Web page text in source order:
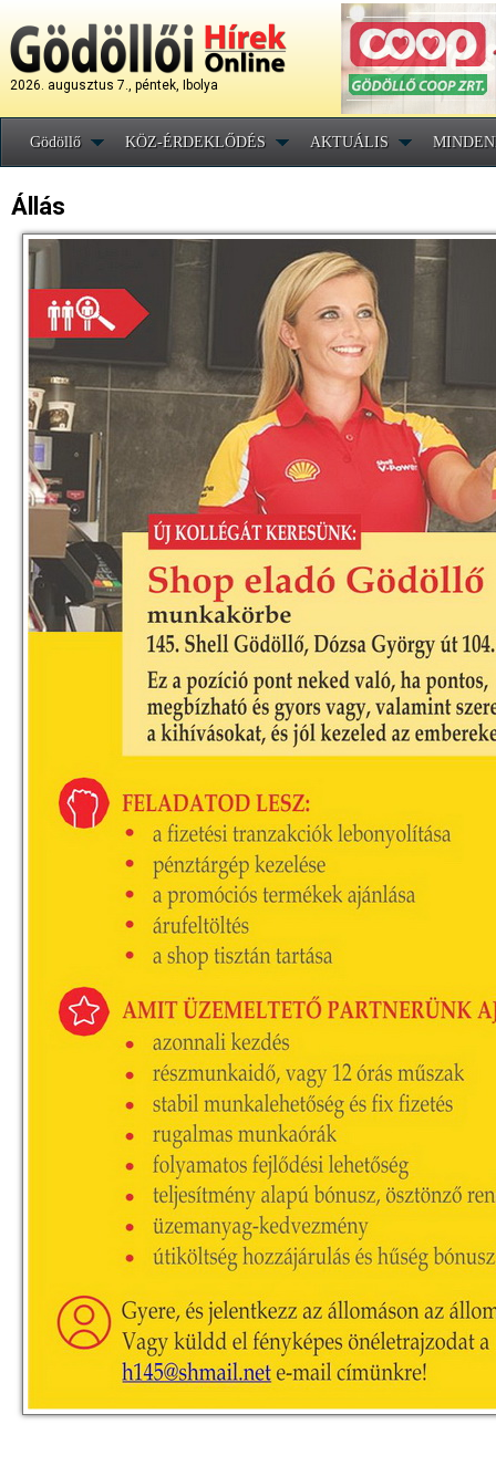
2026. augusztus 7., péntek, Ibolya
Gödöllő KÖZ-ÉRDEKLŐDÉS AKTUÁLIS
Állás